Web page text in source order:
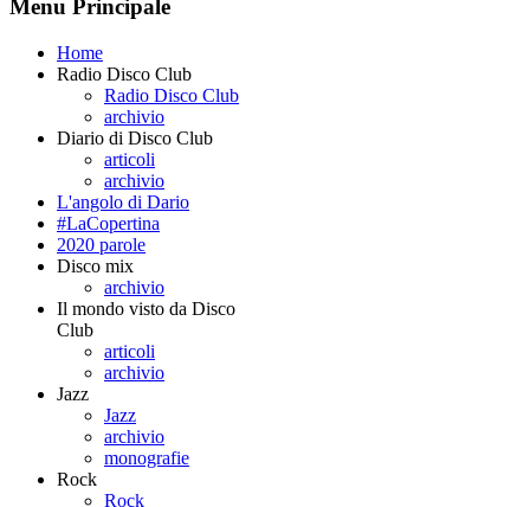
Menu Principale
Home
Radio Disco Club
Radio Disco Club
archivio
Diario di Disco Club
articoli
archivio
L'angolo di Dario
#LaCopertina
2020 parole
Disco mix
archivio
Il mondo visto da Disco
Club
articoli
archivio
Jazz
Jazz
archivio
monografie
Rock
Rock